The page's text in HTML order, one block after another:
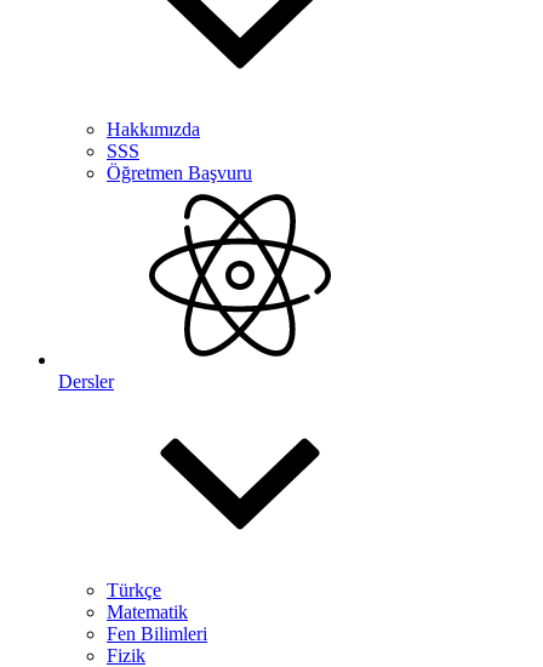
Hakkımızda
SSS
Öğretmen Başvuru
Dersler
Türkçe
Matematik
Fen Bilimleri
Fizik